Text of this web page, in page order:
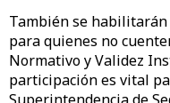
También se
para quienes no
Normativo y Validez
participación es vital